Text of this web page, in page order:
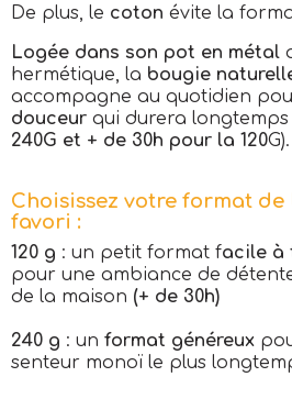
De plus, le coton évite la
Logée dans son pot en métal
hermétique, la bougie
accompagne au quotidien
douceur qui durera longtemps
240G et + de 30h pour la 120G).
Choisissez votre format
favori :
120 g : un petit format facile à
pour une ambiance de
de la maison (+ de 30h)
240 g : un format généreux
senteur monoï le plus